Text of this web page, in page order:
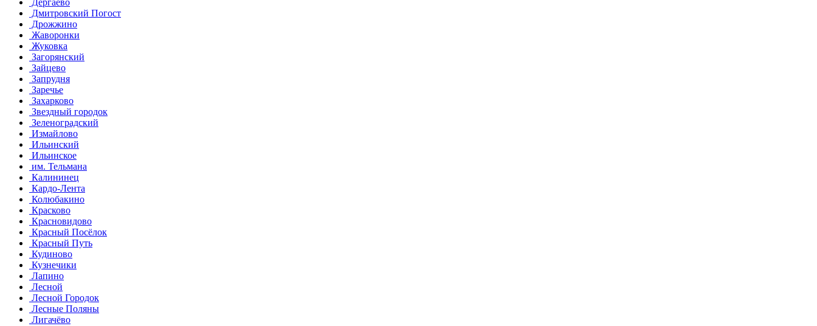
Дмитровский Погост
Дрожжино
Жаворонки
Жуковка
Загорянский
Зайцево
Запрудня
Заречье
Захарково
Звездный городок
Зеленоградский
Измайлово
Ильинский
Ильинское
им. Тельмана
Калининец
Кардо-Лента
Колюбакино
Красково
Красновидово
Красный Посёлок
Красный Путь
Кудиново
Кузнечики
Лапино
Лесной
Лесной Городок
Лесные Поляны
Лигачёво